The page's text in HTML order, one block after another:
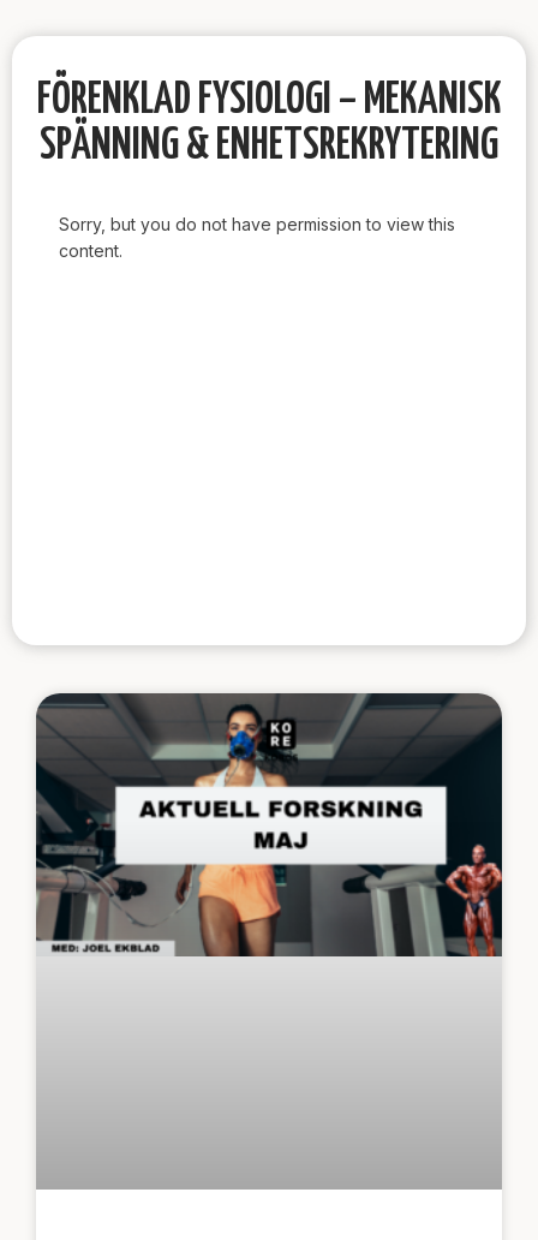
FÖRENKLAD FYSIOLOGI – MEKANISK
SPÄNNING & ENHETSREKRYTERING
Sorry, but you do not have permission to view this
content.